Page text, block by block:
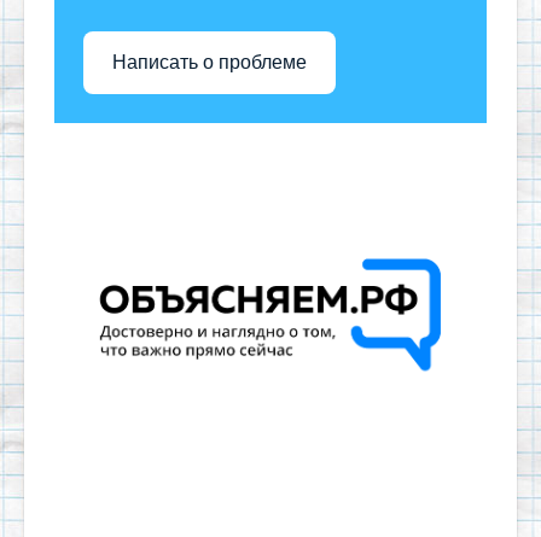
Написать о проблеме